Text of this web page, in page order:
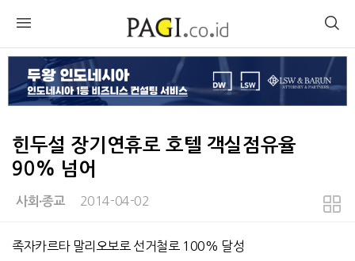
힌두설 장기연휴로 호텔 객실점유율
90% 넘어
사회∙종교 2014-04-02
본문
족자카르타 말리오보로 선거철로 100% 달성